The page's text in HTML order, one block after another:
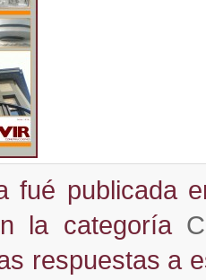
fué publicada
la categoría
respuestas a